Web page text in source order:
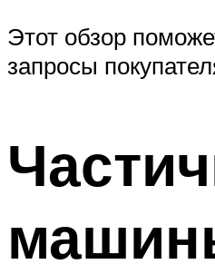
Этот обзор
запросы